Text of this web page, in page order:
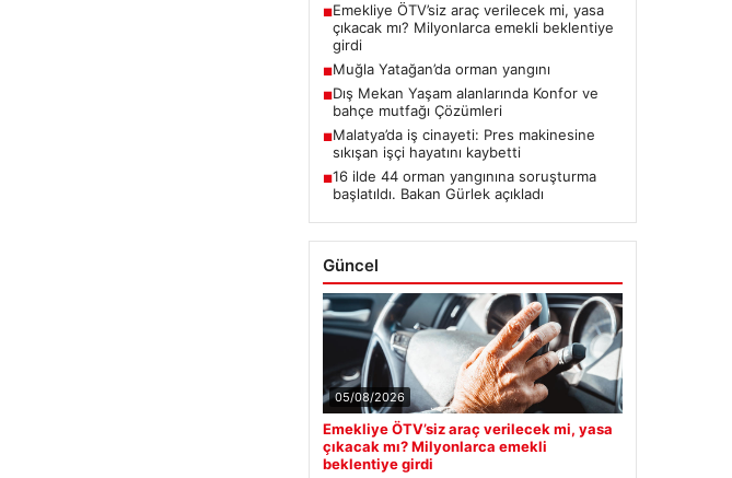
■Emekliye ÖTV’siz araç verilecek mi, yasa
çıkacak mı? Milyonlarca emekli beklentiye
girdi
■Muğla Yatağan’da orman yangını
■Dış Mekan Yaşam alanlarında Konfor ve
bahçe mutfağı Çözümleri
■Malatya’da iş cinayeti: Pres makinesine
sıkışan işçi hayatını kaybetti
■16 ilde 44 orman yangınına soruşturma
başlatıldı. Bakan Gürlek açıkladı
Güncel
05/08/2026
Emekliye ÖTV’siz araç verilecek mi, yasa
çıkacak mı? Milyonlarca emekli
beklentiye girdi